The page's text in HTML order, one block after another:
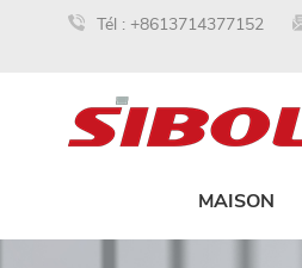
Tél : +8613714377152
MAISON